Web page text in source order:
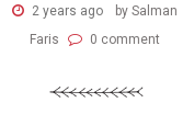
2 years ago
by Salman
Faris
0 comment